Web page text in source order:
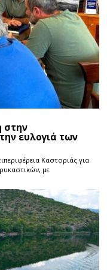
στην
ευλογιά των
Καστοριάς για
με